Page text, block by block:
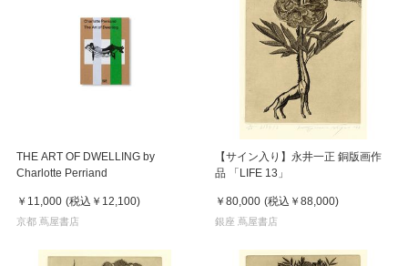
THE ART OF DWELLING by
Charlotte Perriand
￥11,000 (税込 ￥12,100)
京都 蔦屋書店
【サイン入り】永井一正 銅版画作
品 「LIFE 13」
￥80,000 (税込 ￥88,000)
銀座 蔦屋書店